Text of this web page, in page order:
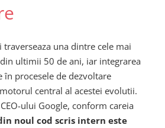
una dintre cele mai
ultimii 50 de ani, iar integrarea
procesele de dezvoltare
central al acestei evolutii.
ului Google, conform careia
noul cod scris intern este